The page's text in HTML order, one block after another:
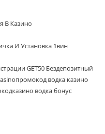
В Казино
И Установка 1вин
GET50 Бездепозитный
водка казино
водка бонус